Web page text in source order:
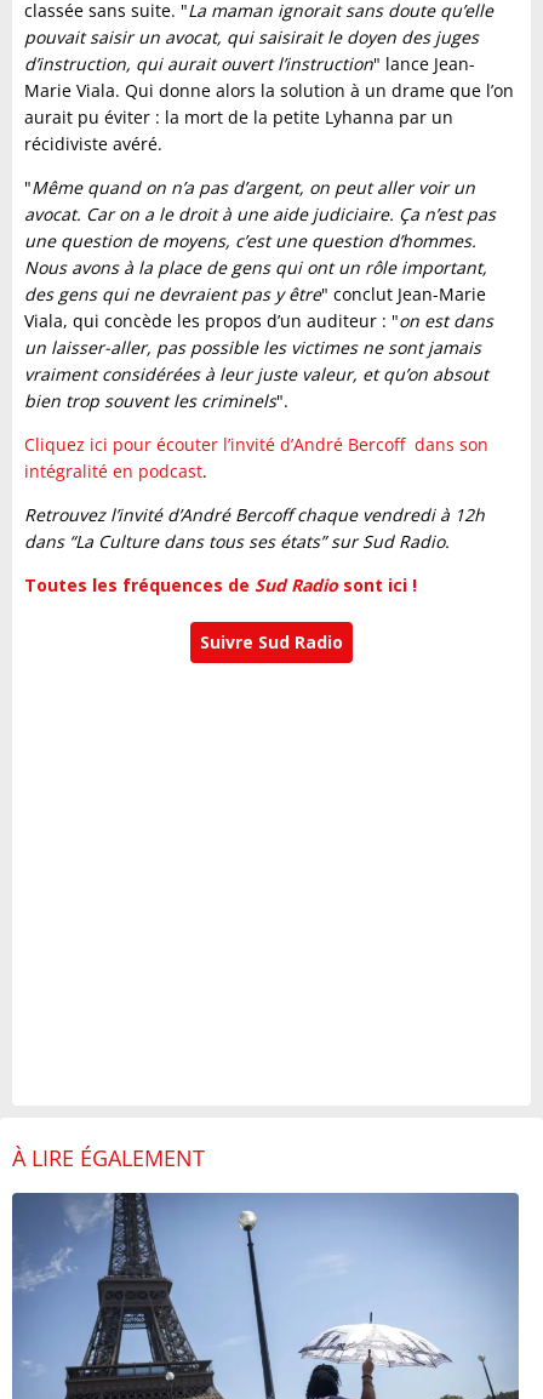
classée sans suite. "La maman ignorait sans doute qu’elle
pouvait saisir un avocat, qui saisirait le doyen des juges
d’instruction, qui aurait ouvert l’instruction" lance Jean-
Marie Viala. Qui donne alors la solution à un drame que l’on
aurait pu éviter : la mort de la petite Lyhanna par un
récidiviste avéré.
"Même quand on n’a pas d’argent, on peut aller voir un
avocat. Car on a le droit à une aide judiciaire. Ça n’est pas
une question de moyens, c’est une question d’hommes.
Nous avons à la place de gens qui ont un rôle important,
des gens qui ne devraient pas y être" conclut Jean-Marie
Viala, qui concède les propos d’un auditeur : "on est dans
un laisser-aller, pas possible les victimes ne sont jamais
vraiment considérées à leur juste valeur, et qu’on absout
bien trop souvent les criminels".
Cliquez ici pour écouter l’invité d’André Bercoff dans son
intégralité en podcast.
Retrouvez l’invité d’André Bercoff chaque vendredi à 12h
dans “La Culture dans tous ses états” sur Sud Radio.
Toutes les fréquences de Sud Radio sont ici !
Suivre Sud Radio
À LIRE ÉGALEMENT